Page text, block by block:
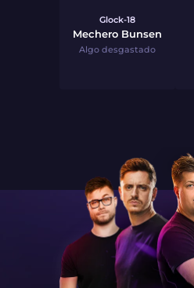
Glock-18
Mechero Bunsen
Algo desgastado